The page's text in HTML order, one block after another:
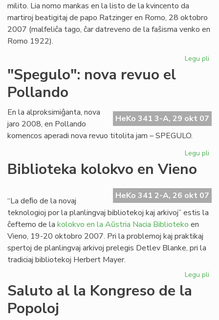
milito. Lia nomo mankas en la listo de la kvincento da
martiroj beatigitaj de papo Ratzinger en Romo, 28 oktobro
2007 (malfeliĉa tago, ĉar datreveno de la faŝisma venko en
Romo 1922).
Legu pli
la
"Spegulo": nova revuo el
Pollando
HeKo 341 3-A, 29 okt 07
En la alproksimiĝanta, nova
jaro 2008, en Pollando
komencos aperadi nova revuo titolita jam – SPEGULO.
Legu pli
Biblioteka kolokvo en Vieno
HeKo 341 2-A, 26 okt 07
“La deﬁo de la novaj
teknologioj por la planlingvaj bibliotekoj kaj arkivoj” estis la
ĉeftemo de la kolokvo en la Aŭstria Nacia Biblioteko en
Vieno, 19-20 oktobro 2007. Pri la problemoj kaj praktikaj
spertoj de planlingvaj arkivoj prelegis Detlev Blanke, pri la
tradiciaj bibliotekoj Herbert Mayer.
Legu pli
Saluto al la Kongreso de la
Popoloj